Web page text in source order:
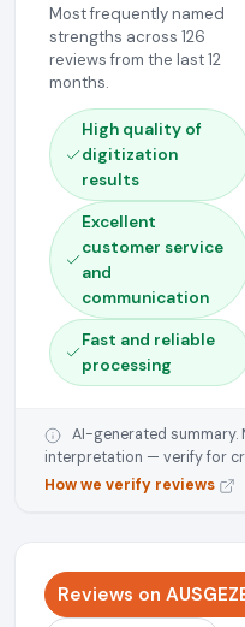
Most frequently named
strengths across 126
reviews from the last 12
months.
High quality of
digitization
results
Excellent
customer service
and
communication
Fast and reliable
processing
AI-generated summary.
interpretation — verify for
How we verify reviews
Reviews on